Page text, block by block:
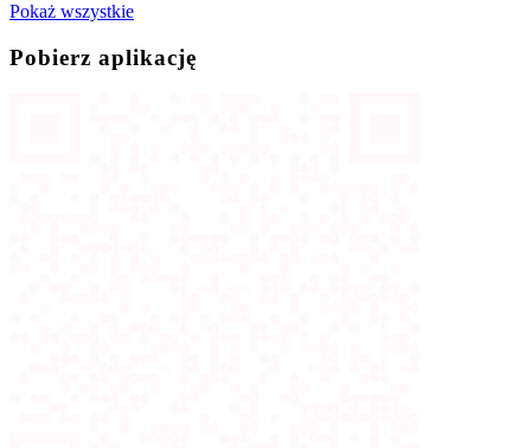
Pokaż wszystkie
Pobierz aplikację